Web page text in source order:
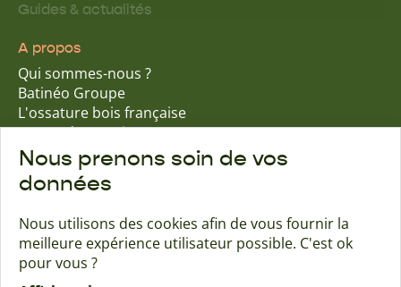
Guides & actualités
A propos
Qui sommes-nous ?
Batinéo Groupe
L'ossature bois française
15 ans d'expertise
Nos engagements écologiques
Nos garanties assurantielles
Trouver une agence Contact
Nous prenons soin de vos
données
Nous utilisons des cookies afin de vous fournir la
meilleure expérience utilisateur possible. C'est ok
pour vous ?